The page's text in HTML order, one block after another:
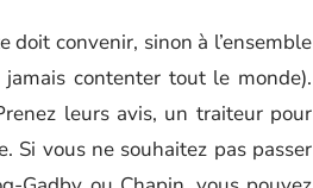
doit convenir, sinon à l’ensemble
contenter tout le monde).
leurs avis, un traiteur pour
Si vous ne souhaitez pas passer